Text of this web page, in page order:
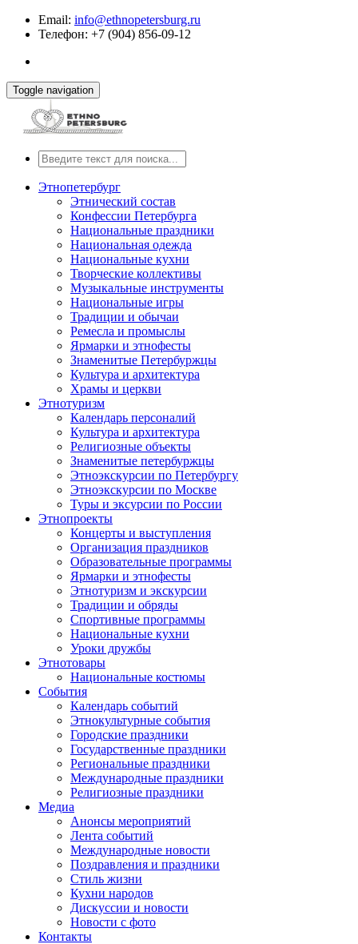
Email: info@ethnopetersburg.ru
Телефон: +7 (904) 856-09-12
Toggle navigation
Этнопетербург
Этнический состав
Конфессии Петербурга
Национальные праздники
Национальная одежда
Национальные кухни
Творческие коллективы
Музыкальные инструменты
Национальные игры
Традиции и обычаи
Ремесла и промыслы
Ярмарки и этнофесты
Знаменитые Петербуржцы
Культура и архитектура
Храмы и церкви
Этнотуризм
Календарь персоналий
Культура и архитектура
Религиозные объекты
Знаменитые петербуржцы
Этноэкскурсии по Петербургу
Этноэкскурсии по Москве
Туры и эксурсии по России
Этнопроекты
Концерты и выступления
Организация праздников
Образовательные программы
Ярмарки и этнофесты
Этнотуризм и экскурсии
Традиции и обряды
Спортивные программы
Национальные кухни
Уроки дружбы
Этнотовары
Национальные костюмы
События
Календарь событий
Этнокультурные события
Городские праздники
Государственные праздники
Региональные праздники
Международные праздники
Религиозные праздники
Медиа
Анонсы мероприятий
Лента событий
Международные новости
Поздравления и праздники
Cтиль жизни
Кухни народов
Дискуссии и новости
Новости с фото
Контакты